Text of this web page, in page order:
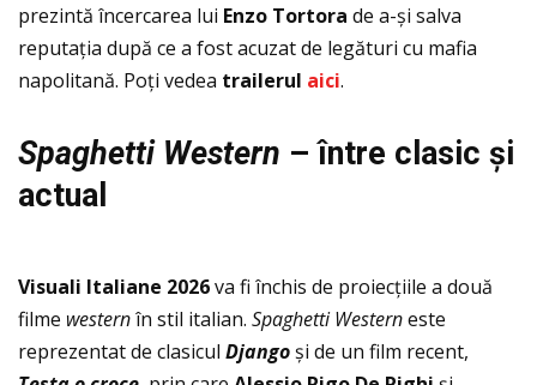
prezintă încercarea lui Enzo Tortora de a-și salva
reputaţia după ce a fost acuzat de legături cu mafia
napolitană. Poţi vedea trailerul aici.
Spaghetti Western –între clasic și
actual
Visuali Italiane 2026va fi închis de proiecţiile a două
filme westernîn stil italian. Spaghetti Westerneste
reprezentat de clasicul Djangoși de un film recent,